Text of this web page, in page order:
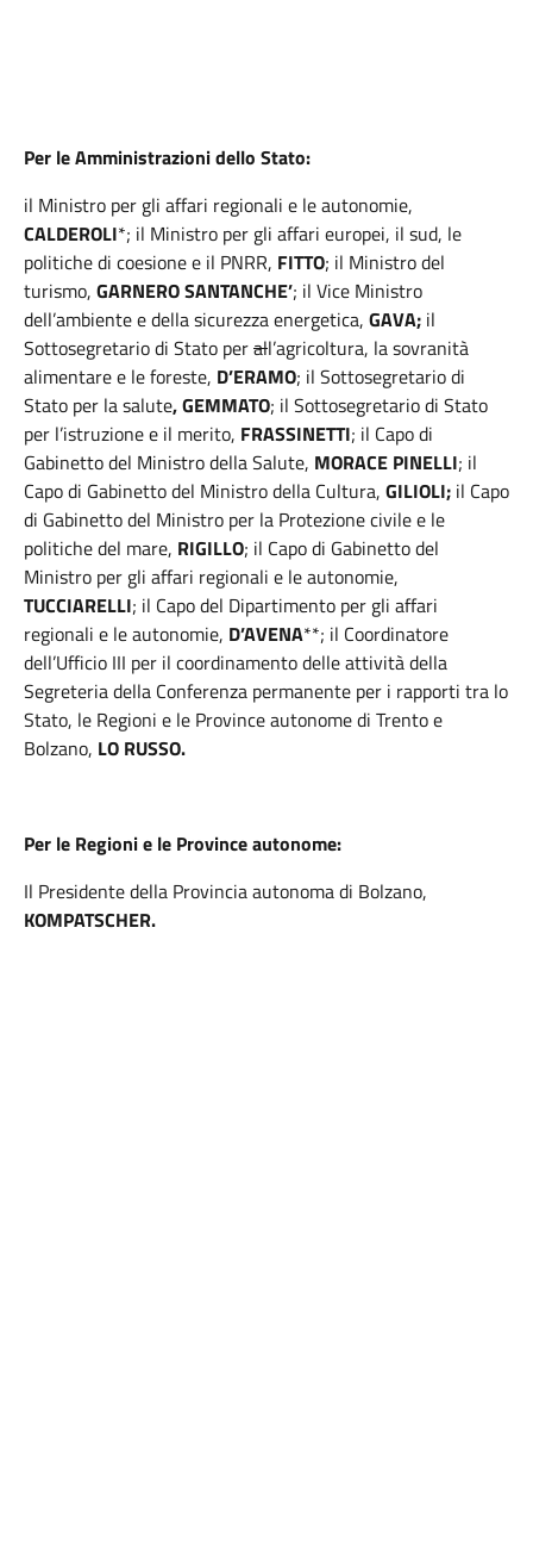
Per le Amministrazioni dello Stato:
il Ministro per gli affari regionali e le autonomie,
CALDEROLI*; il Ministro per gli affari europei, il sud, le
politiche di coesione e il PNRR, FITTO; il Ministro del
turismo, GARNERO SANTANCHE’; il Vice Ministro
dell’ambiente e della sicurezza energetica, GAVA; il
Sottosegretario di Stato perall’agricoltura, la sovranità
alimentare e le foreste, D’ERAMO; il Sottosegretario di
Stato per la salute, GEMMATO; il Sottosegretario di Stato
per l’istruzione e il merito, FRASSINETTI; il Capo di
Gabinetto del Ministro della Salute, MORACE PINELLI; il
Capo di Gabinetto del Ministro della Cultura, GILIOLI; il Capo
di Gabinetto del Ministro per la Protezione civile e le
politiche del mare, RIGILLO; il Capo di Gabinetto del
Ministro per gli affari regionali e le autonomie,
TUCCIARELLI; il Capo del Dipartimento per gli affari
regionali e le autonomie, D’AVENA**; il Coordinatore
dell’Ufficio III per il coordinamento delle attività della
Segreteria della Conferenza permanente per i rapporti tra lo
Stato, le Regioni e le Province autonome di Trento e
Bolzano, LO RUSSO.
Per le Regioni e le Province autonome:
Il Presidente della Provincia autonoma di Bolzano,
KOMPATSCHER.